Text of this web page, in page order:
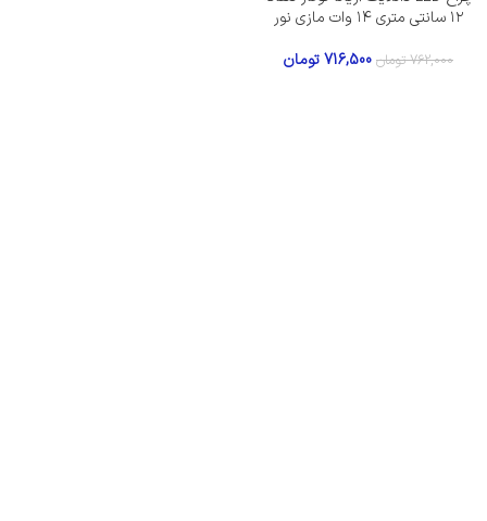
۱۲ سانتی متری ۱۴ وات مازی نور
762,000 تومان 716,500تومان